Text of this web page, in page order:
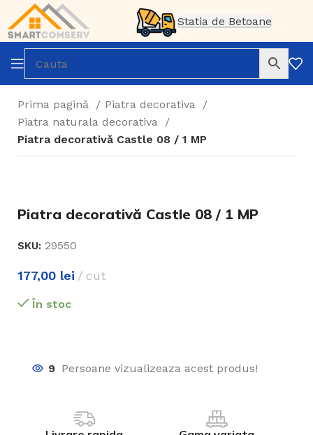
Statia de Betoane
Prima pagină
Piatra decorativa
Piatra naturala decorativa
Piatra decorativă Castle 08 / 1 MP
Piatra decorativă Castle 08 / 1 MP
SKU: 29550
177,00 lei cut
În stoc
9 Persoane vizualizeaza acest produs!